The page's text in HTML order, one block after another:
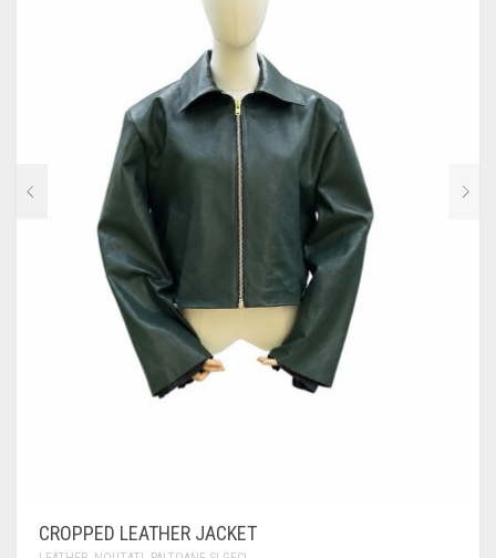
CROPPED LEATHER JACKET